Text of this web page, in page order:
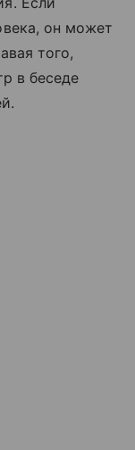
он может
того,
в беседе